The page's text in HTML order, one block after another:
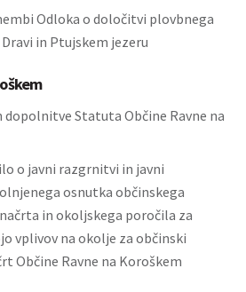
Odloka o določitvi plovbnega
in Ptujskem jezeru
dopolnitve Statuta Občine Ravne na
o javni razgrnitvi in javni
osnutka občinskega
in okoljskega poročila za
vplivov na okolje za občinski
Občine Ravne na Koroškem